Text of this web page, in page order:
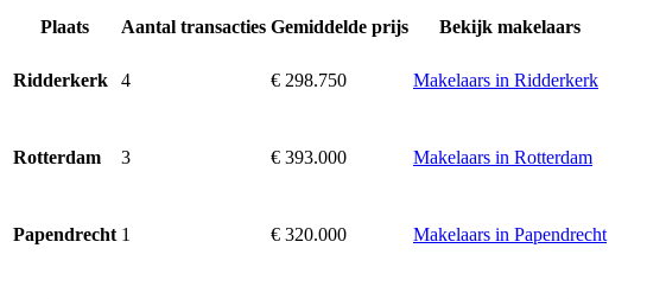
Plaats Aantal transacties Gemiddelde prijs Bekijk makelaars
Ridderkerk 4 € 298.750 Makelaars in Ridderkerk
Rotterdam 3 € 393.000 Makelaars in Rotterdam
Papendrecht 1 € 320.000 Makelaars in Papendrecht